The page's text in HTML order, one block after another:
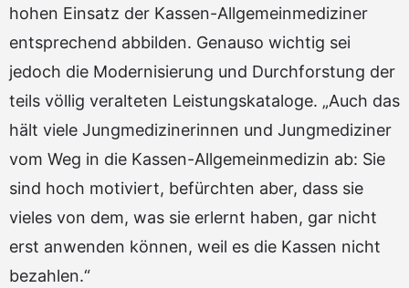
hohen Einsatz der Kassen-Allgemeinmediziner
entsprechend abbilden. Genauso wichtig sei
jedoch die Modernisierung und Durchforstung der
teils völlig veralteten Leistungskataloge. „Auch das
hält viele Jungmedizinerinnen und Jungmediziner
vom Weg in die Kassen-Allgemeinmedizin ab: Sie
sind hoch motiviert, befürchten aber, dass sie
vieles von dem, was sie erlernt haben, gar nicht
erst anwenden können, weil es die Kassen nicht
bezahlen.“